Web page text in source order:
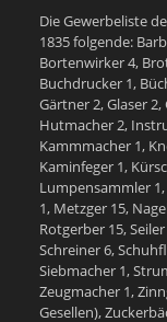
Die Gewerbeliste
1835 folgende:
Bortenwirker 4,
Buchdrucker 1,
Gärtner 2, Glaser
Hutmacher 2,
Kammmacher 1,
Kaminfeger 1,
Lumpensammler
1, Metzger 15,
Rotgerber 15,
Schreiner 6,
Siebmacher 1,
Zeugmacher 1,
Gesellen),